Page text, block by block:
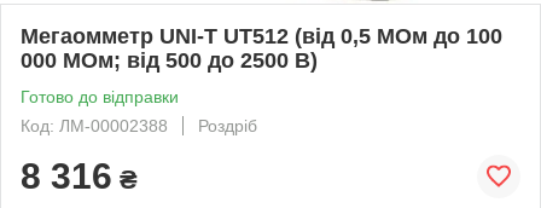
Мегаомметр UNI-T UT512 (від 0,5 МОм до 100
000 МОм; від 500 до 2500 В)
Готово до відправки
Код: ЛМ-00002388
Роздріб
8 316 ₴